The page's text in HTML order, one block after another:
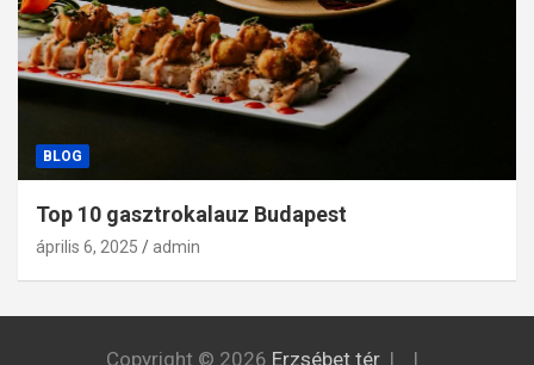
BLOG
Top 10 gasztrokalauz Budapest
április 6, 2025 admin
Copyright © 2026 Erzsébet tér